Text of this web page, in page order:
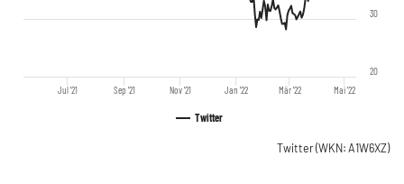
Twitter
Jul '21 Sep '21 Nov '21 Jan '22 Mär '22 Mai '22
20
30
Twitter(WKN: A1W6XZ)